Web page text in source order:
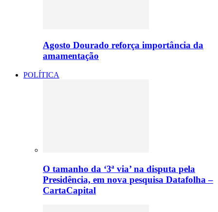
Agosto Dourado reforça importância da
amamentação
POLÍTICA
O tamanho da ‘3ª via’ na disputa pela
Presidência, em nova pesquisa Datafolha –
CartaCapital